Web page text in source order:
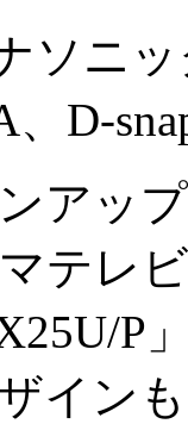
ソニ
D-
アッ
テレ
P
イン